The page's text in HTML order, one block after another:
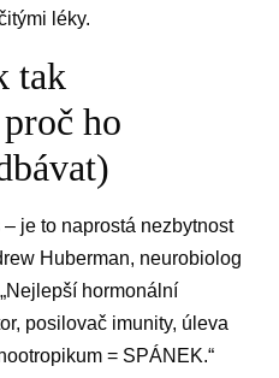
léky.
tak
ho
je to naprostá nezbytnost
Huberman, neurobiolog
hormonální
posilovač imunity, úleva
= SPÁNEK.“